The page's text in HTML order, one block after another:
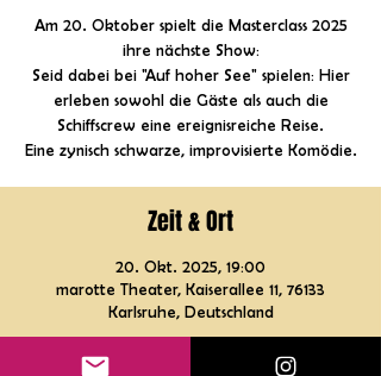
Am 20. Oktober spielt die Masterclass 2025
ihre nächste Show:
Seid dabei bei "Auf hoher See" spielen: Hier
erleben sowohl die Gäste als auch die
Schiffscrew eine ereignisreiche Reise.
Eine zynisch schwarze, improvisierte Komödie.
Zeit & Ort
20. Okt. 2025, 19:00
marotte Theater, Kaiserallee 11, 76133
Karlsruhe, Deutschland